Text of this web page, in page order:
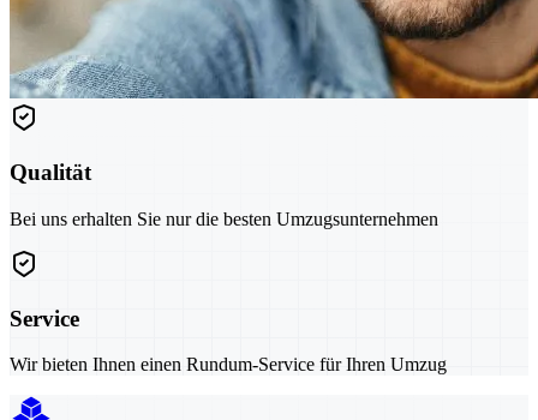
Qualität
Bei uns erhalten Sie nur die besten Umzugsunternehmen
Service
Wir bieten Ihnen einen Rundum-Service für Ihren Umzug